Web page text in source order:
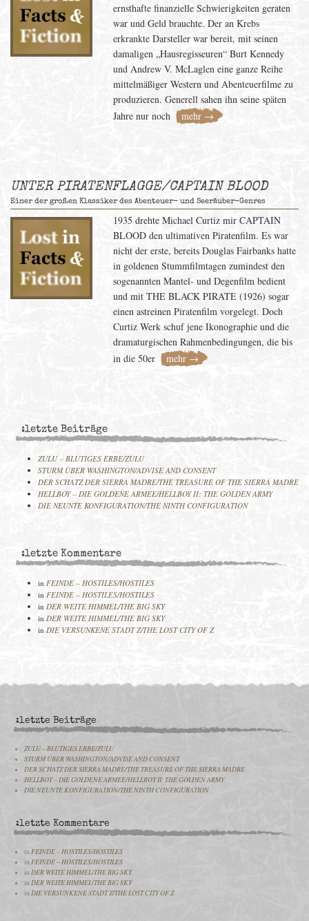
ernsthafte finanzielle Schwierigkeiten geraten
war und Geld brauchte. Der an Krebs
erkrankte Darsteller war bereit, mit seinen
damaligen „Hausregisseuren“ Burt Kennedy
und Andrew V. McLaglen eine ganze Reihe
mittelmäßiger Western und Abenteuerfilme zu
produzieren. Generell sahen ihn seine späten
Jahre nur noch
mehr →
UNTER PIRATENFLAGGE/CAPTAIN BLOOD
Einer der großen Klassiker des Abenteuer- und Seeräuber-Genres
1935 drehte Michael Curtiz mir CAPTAIN
BLOOD den ultimativen Piratenfilm. Es war
nicht der erste, bereits Douglas Fairbanks hatte
in goldenen Stummfilmtagen zumindest den
sogenannten Mantel- und Degenfilm bedient
und mit THE BLACK PIRATE (1926) sogar
einen astreinen Piratenfilm vorgelegt. Doch
Curtiz Werk schuf jene Ikonographie und die
dramaturgischen Rahmenbedingungen, die bis
in die 50er
mehr →
:letzte Beiträge
ZULU – BLUTIGES ERBE/ZULU
STURM ÜBER WASHINGTON/ADVISE AND CONSENT
DER SCHATZ DER SIERRA MADRE/THE TREASURE OF THE SIERRA MADRE
HELLBOY – DIE GOLDENE ARMEE/HELLBOY II: THE GOLDEN ARMY
DIE NEUNTE KONFIGURATION/THE NINTH CONFIGURATION
:letzte Kommentare
in FEINDE – HOSTILES/HOSTILES
in FEINDE – HOSTILES/HOSTILES
in DER WEITE HIMMEL/THE BIG SKY
in DER WEITE HIMMEL/THE BIG SKY
in DIE VERSUNKENE STADT Z/THE LOST CITY OF Z
:letzte Beiträge
ZULU – BLUTIGES ERBE/ZULU
STURM ÜBER WASHINGTON/ADVISE AND CONSENT
DER SCHATZ DER SIERRA MADRE/THE TREASURE OF THE SIERRA MADRE
HELLBOY – DIE GOLDENE ARMEE/HELLBOY II: THE GOLDEN ARMY
DIE NEUNTE KONFIGURATION/THE NINTH CONFIGURATION
:letzte Kommentare
inFEINDE – HOSTILES/HOSTILES
inFEINDE – HOSTILES/HOSTILES
inDER WEITE HIMMEL/THE BIG SKY
inDER WEITE HIMMEL/THE BIG SKY
inDIE VERSUNKENE STADT Z/THE LOST CITY OF Z